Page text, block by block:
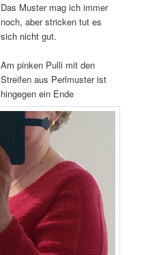
Das Muster mag ich immer
noch, aber stricken tut es
sich nicht gut.
Am pinken Pulli mit den
Streifen aus Perlmuster ist
hingegen ein Ende